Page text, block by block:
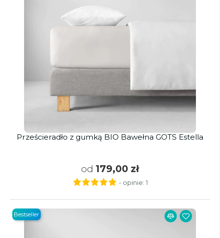
Prześcieradło z gumką BIO Bawełna GOTS Estella
od 179,00 zł
- opinie: 1
Bestseller